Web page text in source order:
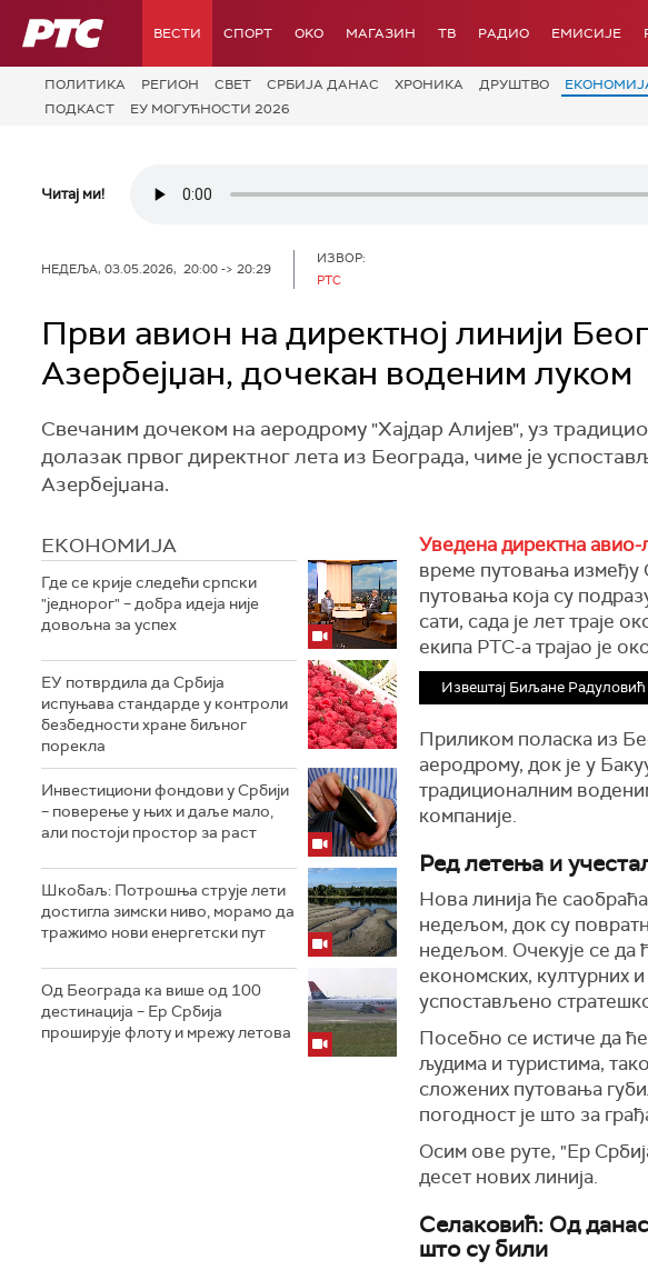
РТС ВЕСТИ СПОРТ OKO МАГАЗИН ТВ РАДИО ЕМИСИЈЕ
ПОЛИТИКА РЕГИОН СВЕТ СРБИЈА ДАНАС ХРОНИКА ДРУШТВО
ПОДКАСТ
ЕУ МОГУЋНОСТИ 2026
Читај ми!
НЕДЕЉА, 03.05.2026, 20:00 -> 20:29
ИЗВОР:
РТС
Први авион на директној линији
Азербејџан, дочекан воденим луком
Свечаним дочеком на аеродрому "Хајдар Алијев", уз
долазак првог директног лета из Београда, чиме је
Азербејџана.
ЕКОНОМИЈА
Где се крије следећи српски
"једнорог" – добра идеја није
довољна за успех
ЕУ потврдила да Србија
испуњава стандарде у контроли
безбедности хране биљног
порекла
Инвестициони фондови у Србији
– поверење у њих и даље мало,
али постоји простор за раст
Шкобаљ: Потрошња струје лети
достигла зимски ниво, морамо да
тражимо нови енергетски пут
Од Београда ка више од 100
дестинација – Ер Србија
проширује флоту и мрежу летова
Уведена директна авио-
време путовања између
путовања која су
сати, сада је лет траје
екипа РТС-а трајао је
Извештај Биљане Радуловић
Приликом поласка из
аеродрому, док је у
традиционалним
компаније.
Ред летења и
Нова линија ће
недељом, док су
недељом. Очекује се да
економских, културних
успостављено
Посебно се истиче да
људима и туристима,
сложених путовања
погодност је што за
Осим ове руте, "Ер
десет нових линија.
Селаковић: Од
што су били